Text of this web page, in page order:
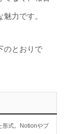
力です。
のとおりで
形式。Notionやブ